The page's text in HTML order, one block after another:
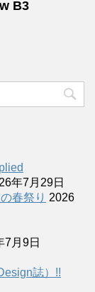
B3
年7月29日
春祭り 2026
7月9日
誌）!!